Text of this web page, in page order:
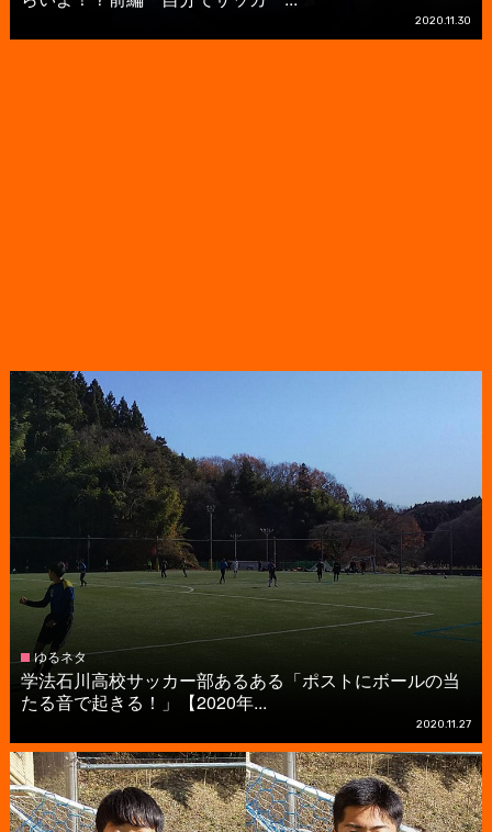
2020.11.30
ゆるネタ
学法石川高校サッカー部あるある「ポストにボールの当
たる音で起きる！」【2020年...
2020.11.27